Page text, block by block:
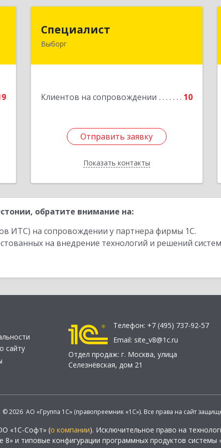
Специалист
Выборг
Клиентов на сопровождении 10
Отправить заявку
Показать контакты
Подробнее
Отправить заявку
Назад
обратите внимание на:
ИТС) на сопровождении у партнера фирмы 1С.
на внедрение технологий и решений
сайту
Телефон: +7 (495) 737-92-57
Email: site_v8@1c.ru
Отдел продаж: г. Москва, улица
Селезнёвская, дом 21
© 2026 АО «Группа 1С» (правопреемник «1С»). Все права на сайт
«1С-Софт» (о компании). Исключительное право на
8» и типовые конфигурации программных продуктов системы